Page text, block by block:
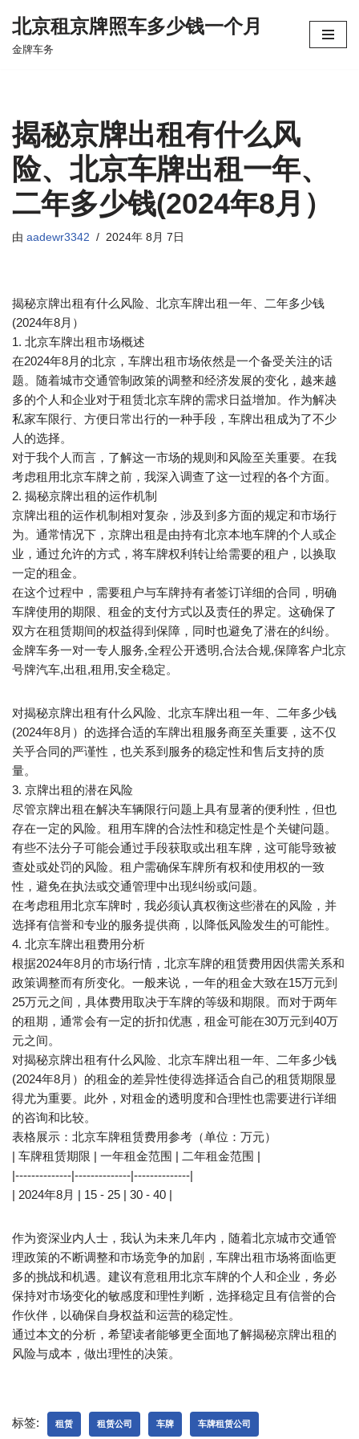
跳
北京租京牌照车多少钱一个月
金牌车务
揭秘京牌出租有什么风
险、北京车牌出租一年、
二年多少钱(2024年8月）
由 aadewr3342 2024年 8月 7日
揭秘京牌出租有什么风险、北京车牌出租一年、二年多少钱
(2024年8月）
1. 北京车牌出租市场概述
在2024年8月的北京，车牌出租市场依然是一个备受关注的话
题。随着城市交通管制政策的调整和经济发展的变化，越来越
多的个人和企业对于租赁北京车牌的需求日益增加。作为解决
私家车限行、方便日常出行的一种手段，车牌出租成为了不少
人的选择。
对于我个人而言，了解这一市场的规则和风险至关重要。在我
考虑租用北京车牌之前，我深入调查了这一过程的各个方面。
2. 揭秘京牌出租的运作机制
京牌出租的运作机制相对复杂，涉及到多方面的规定和市场行
为。通常情况下，京牌出租是由持有北京本地车牌的个人或企
业，通过允许的方式，将车牌权利转让给需要的租户，以换取
一定的租金。
在这个过程中，需要租户与车牌持有者签订详细的合同，明确
车牌使用的期限、租金的支付方式以及责任的界定。这确保了
双方在租赁期间的权益得到保障，同时也避免了潜在的纠纷。
金牌车务一对一专人服务,全程公开透明,合法合规,保障客户北京
号牌汽车,出租,租用,安全稳定。
对揭秘京牌出租有什么风险、北京车牌出租一年、二年多少钱
(2024年8月）的选择合适的车牌出租服务商至关重要，这不仅
关乎合同的严谨性，也关系到服务的稳定性和售后支持的质
量。
3. 京牌出租的潜在风险
尽管京牌出租在解决车辆限行问题上具有显著的便利性，但也
存在一定的风险。租用车牌的合法性和稳定性是个关键问题。
有些不法分子可能会通过手段获取或出租车牌，这可能导致被
查处或处罚的风险。租户需确保车牌所有权和使用权的一致
性，避免在执法或交通管理中出现纠纷或问题。
在考虑租用北京车牌时，我必须认真权衡这些潜在的风险，并
选择有信誉和专业的服务提供商，以降低风险发生的可能性。
4. 北京车牌出租费用分析
根据2024年8月的市场行情，北京车牌的租赁费用因供需关系和
政策调整而有所变化。一般来说，一年的租金大致在15万元到
25万元之间，具体费用取决于车牌的等级和期限。而对于两年
的租期，通常会有一定的折扣优惠，租金可能在30万元到40万
元之间。
对揭秘京牌出租有什么风险、北京车牌出租一年、二年多少钱
(2024年8月）的租金的差异性使得选择适合自己的租赁期限显
得尤为重要。此外，对租金的透明度和合理性也需要进行详细
的咨询和比较。
表格展示：北京车牌租赁费用参考（单位：万元）
| 车牌租赁期限 | 一年租金范围 | 二年租金范围 |
|--------------|--------------|--------------|
| 2024年8月 | 15 - 25 | 30 - 40 |
作为资深业内人士，我认为未来几年内，随着北京城市交通管
理政策的不断调整和市场竞争的加剧，车牌出租市场将面临更
多的挑战和机遇。建议有意租用北京车牌的个人和企业，务必
保持对市场变化的敏感度和理性判断，选择稳定且有信誉的合
作伙伴，以确保自身权益和运营的稳定性。
通过本文的分析，希望读者能够更全面地了解揭秘京牌出租的
风险与成本，做出理性的决策。
标签: 租赁 租赁公司 车牌 车牌租赁公司